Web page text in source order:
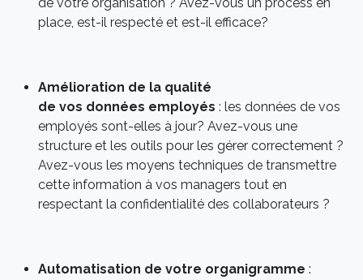
de votre organisation ? Avez-vous un process en
place, est-il respecté et est-il efficace?
Amélioration de la qualité
de vos données employés : les données de vos
employés sont-elles à jour? Avez-vous une
structure et les outils pour les gérer correctement ?
Avez-vous les moyens techniques de transmettre
cette information à vos managers tout en
respectant la confidentialité des collaborateurs ?
Automatisation de votre organigramme :